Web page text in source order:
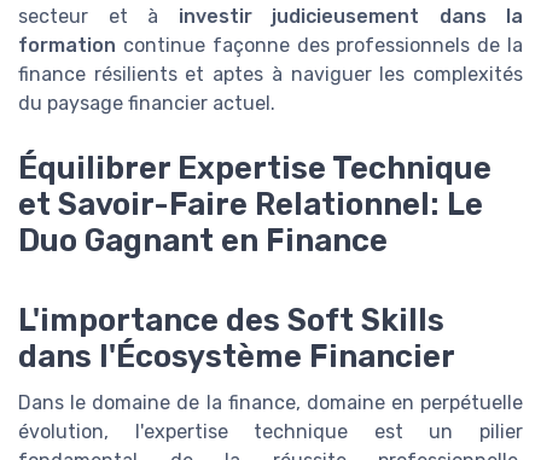
secteur et à investir judicieusement dans la
formation continue façonne des professionnels de la
finance résilients et aptes à naviguer les complexités
du paysage financier actuel.
Équilibrer Expertise Technique
et Savoir-Faire Relationnel: Le
Duo Gagnant en Finance
L'importance des Soft Skills
dans l'Écosystème Financier
Dans le domaine de la finance, domaine en perpétuelle
évolution, l'expertise technique est un pilier